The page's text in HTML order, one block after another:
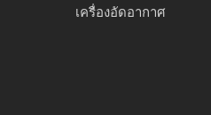
เครื่องอัดอากาศ